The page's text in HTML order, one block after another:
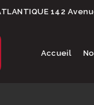
142
Accueil